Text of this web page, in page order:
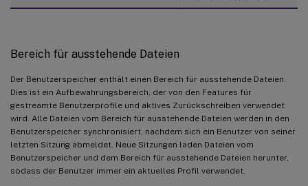
Bereich für ausstehende Dateien
Der Benutzerspeicher enthält einen Bereich für ausstehende Dateien.
Dies ist ein Aufbewahrungsbereich, der von den Features für
gestreamte Benutzerprofile und aktives Zurückschreiben verwendet
wird. Alle Dateien vom Bereich für ausstehende Dateien werden in den
Benutzerspeicher synchronisiert, nachdem sich ein Benutzer von seiner
letzten Sitzung abmeldet. Neue Sitzungen laden Dateien vom
Benutzerspeicher und dem Bereich für ausstehende Dateien herunter,
sodass der Benutzer immer ein aktuelles Profil verwendet.